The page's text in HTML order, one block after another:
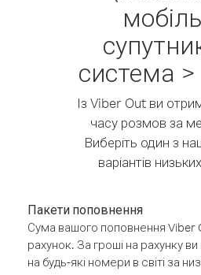
система >
Із Viber Out ви
часу розмов за
Виберіть один з
варіантів
Пакети поповнення
Сума вашого поповнення Viber
рахунок. За гроші на рахунку
на будь-які номери в світі за